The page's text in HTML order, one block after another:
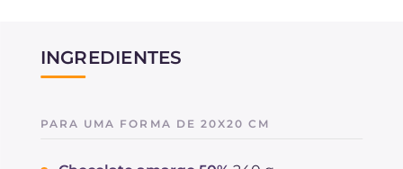
INGREDIENTES
PARA UMA FORMA DE 20X20 CM